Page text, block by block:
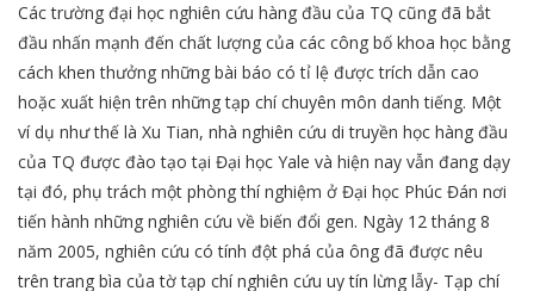
Các trường đại học nghiên cứu hàng đầu của TQ cũng đã bắt
đầu nhấn mạnh đến chất lượng của các công bố khoa học bằng
cách khen thưởng những bài báo có tỉ lệ được trích dẫn cao
hoặc xuất hiện trên những tạp chí chuyên môn danh tiếng. Một
ví dụ như thế là Xu Tian, nhà nghiên cứu di truyền học hàng đầu
của TQ được đào tạo tại Đại học Yale và hiện nay vẫn đang dạy
tại đó, phụ trách một phòng thí nghiệm ở Đại học Phúc Đán nơi
tiến hành những nghiên cứu về biến đổi gen. Ngày 12 tháng 8
năm 2005, nghiên cứu có tính đột phá của ông đã được nêu
trên trang bìa của tờ tạp chí nghiên cứu uy tín lừng lẫy- Tạp chí